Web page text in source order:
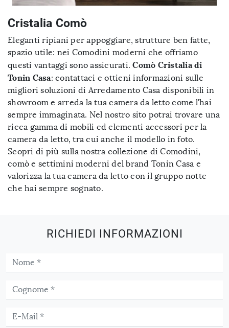
Cristalia Comò
Eleganti ripiani per appoggiare, strutture ben fatte,
spazio utile: nei Comodini moderni che offriamo
questi vantaggi sono assicurati.Comò Cristalia di
Tonin Casa: contattaci e ottieni informazioni sulle
migliori soluzioni di Arredamento Casa disponibili in
showroom e arreda la tua camera da letto come l'hai
sempre immaginata. Nel nostro sito potrai trovare una
ricca gamma di mobili ed elementi accessori per la
camera da letto, tra cui anche il modello in foto.
Scopri di più sulla nostra collezione di Comodini,
comò e settimini moderni del brand Tonin Casa e
valorizza la tua camera da letto con il gruppo notte
che hai sempre sognato.
RICHIEDI INFORMAZIONI